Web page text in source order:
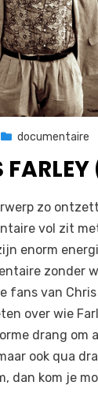
documentaire
Am
Chris
Farley
(2015)
zo
vol zit
enorm
zonder
fans van Chris
over wie
drang om
ook qua
dan kom je